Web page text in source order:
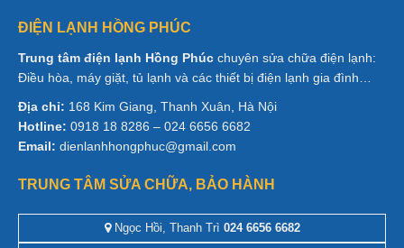
ĐIỆN LẠNH HỒNG PHÚC
Trung tâm điện lạnh Hồng Phúc chuyên sửa chữa điện lạnh:
Điều hòa, máy giặt, tủ lạnh và các thiết bị điện lạnh gia đình…
Địa chỉ: 168 Kim Giang, Thanh Xuân, Hà Nội
Hotline: 0918 18 8286 – 024 6656 6682
Email: dienlanhhongphuc@gmail.com
TRUNG TÂM SỬA CHỮA, BẢO HÀNH
Ngọc Hồi, Thanh Trì 024 6656 6682